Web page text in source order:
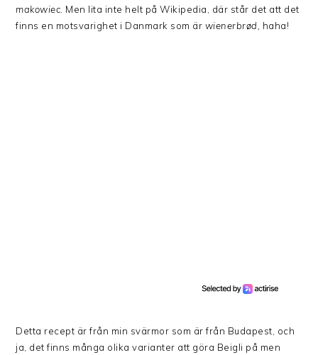
makowiec. Men lita inte helt på Wikipedia, där står det att det
finns en motsvarighet i Danmark som är wienerbrød, haha!
Detta recept är från min svärmor som är från Budapest, och
ja, det finns många olika varianter att göra Beigli på men